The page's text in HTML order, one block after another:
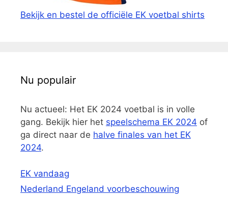
Bekijk en bestel de officiële EK voetbal shirts
Nu populair
Nu actueel: Het EK 2024 voetbal is in volle
gang. Bekijk hier het speelschema EK 2024 of
ga direct naar de halve finales van het EK
2024.
EK vandaag
Nederland Engeland voorbeschouwing